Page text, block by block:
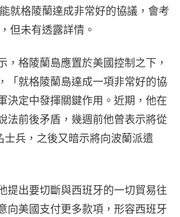
就格陵蘭達成非常好的協議，會考
但未有透露詳情。
，格陵蘭島應置於美國控制之下，
「就格陵蘭島達成一項非常好的協
決定中發揮關鍵作用。近期，他在
法前後矛盾，幾週前他曾表示將從
兵，之後又暗示將向波蘭派遣
提出要切斷與西班牙的一切貿易往
向美國支付更多款項，形容西班牙